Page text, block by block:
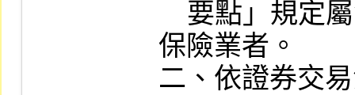
保險業者。
二、依證券交